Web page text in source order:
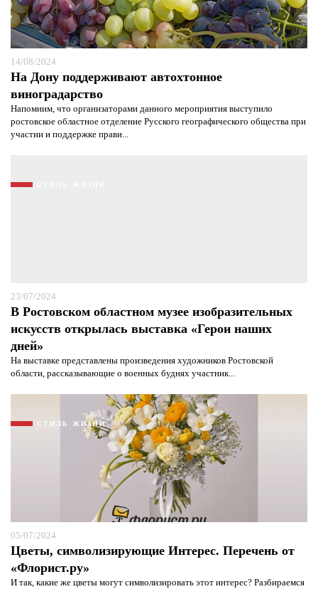
14/08/2024
На Дону поддерживают автохтонное
виноградарство
Напомним, что организаторами данного мероприятия выступило
ростовское областное отделение Русского географического общества при
участии и поддержке прави...
23/07/2024
В Ростовском областном музее изобразительных
искусств открылась выставка «Герои наших
дней»
На выставке представлены произведения художников Ростовской
области, рассказывающие о военных буднях участник...
СТИЛЬ ЖИЗНИ
05/07/2024
Цветы, символизирующие Интерес. Перечень от
«Флорист.ру»
И так, какие же цветы могут символизировать этот интерес? Разбираемся